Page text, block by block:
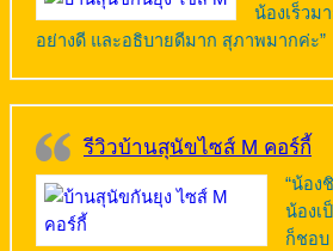
น้องเร็วม
อย่างดี และอธิบายดีมาก สุภาพมากค่ะ”
รีวิวบ้านสุนัขไซส์ M คอร์กี้
“น้อง
น้องเ
ก็ชอบ